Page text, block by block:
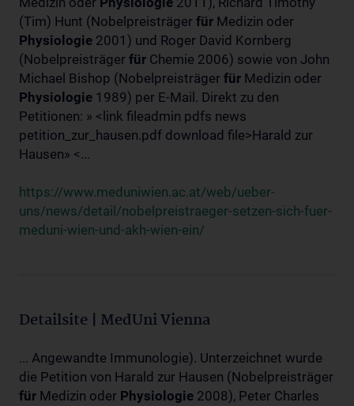
(Tim) Hunt (Nobelpreisträger für Medizin oder
Physiologie 2001) und Roger David Kornberg
(Nobelpreisträger für Chemie 2006) sowie von John
Michael Bishop (Nobelpreisträger für Medizin oder
Physiologie 1989) per E-Mail. Direkt zu den
Petitionen: » <link fileadmin pdfs news
petition_zur_hausen.pdf download file>Harald zur
Hausen» <...
https://www.meduniwien.ac.at/web/ueber-
uns/news/detail/nobelpreistraeger-setzen-sich-fuer-
meduni-wien-und-akh-wien-ein/
Detailsite | MedUni Vienna
... Angewandte Immunologie). Unterzeichnet wurde
die Petition von Harald zur Hausen (Nobelpreisträger
für Medizin oder Physiologie 2008), Peter Charles